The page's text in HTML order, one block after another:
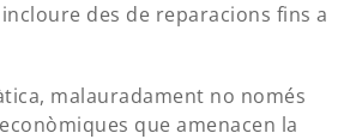
des de reparacions fins a
malauradament no només
que amenacen la